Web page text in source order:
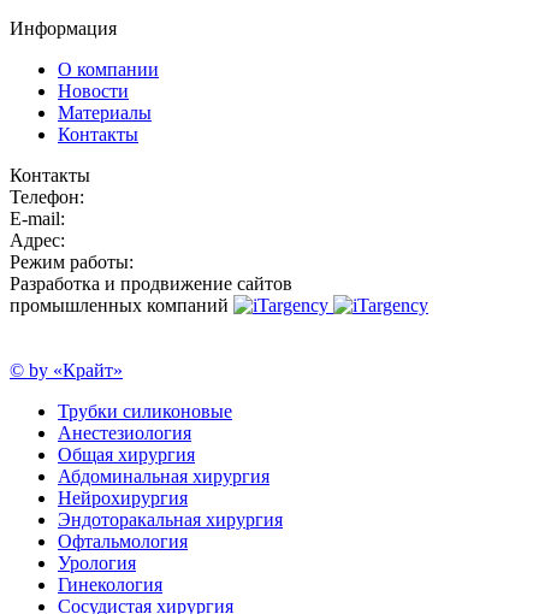
Информация
О компании
Новости
Материалы
Контакты
Контакты
Телефон:
E-mail:
Адрес:
Режим работы:
Разработка и продвижение сайтов
промышленных компаний
© by «Крайт»
Трубки силиконовые
Анестезиология
Общая хирургия
Абдоминальная хирургия
Нейрохирургия
Эндоторакальная хирургия
Офтальмология
Урология
Гинекология
Сосудистая хирургия